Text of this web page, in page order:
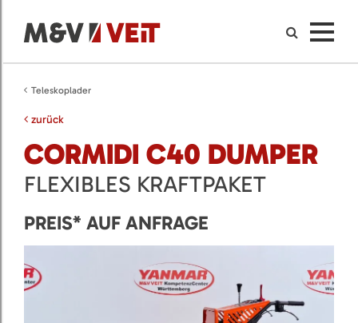
Teleskoplader
zurück
CORMIDI C40 DUMPER
FLEXIBLES KRAFTPAKET
PREIS* AUF ANFRAGE